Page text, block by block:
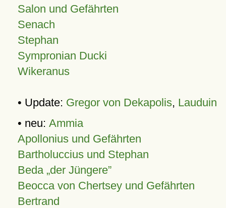
Salon und Gefährten
Senach
Stephan
Sympronian Ducki
Wikeranus
• Update: Gregor von Dekapolis, Lauduin
• neu: Ammia
Apollonius und Gefährten
Bartholuccius und Stephan
Beda „der Jüngere”
Beocca von Chertsey und Gefährten
Bertrand